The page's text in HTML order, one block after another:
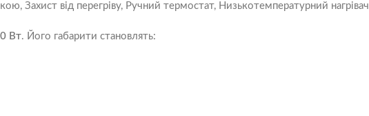
Захист від перегріву, Ручний термостат, Низькотемпературний нагрівач
Вт. Його габарити становлять: